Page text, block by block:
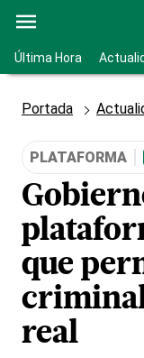
Última Hora
Portada
PLATAFORMA
que
real